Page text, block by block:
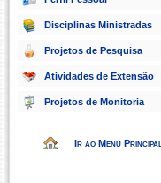
Disciplinas Ministradas
Projetos de Pesquisa
Atividades de Extensão
Projetos de Monitoria
Ir ao Menu Principal